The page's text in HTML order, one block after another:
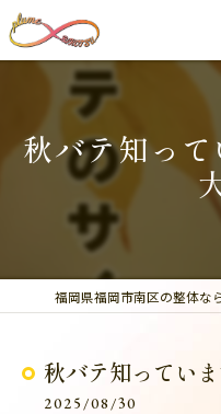
秋バテ知っ
秋バテ知ってい
2025/08/30